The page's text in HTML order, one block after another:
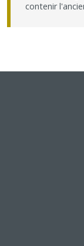
Emplois et
contenir